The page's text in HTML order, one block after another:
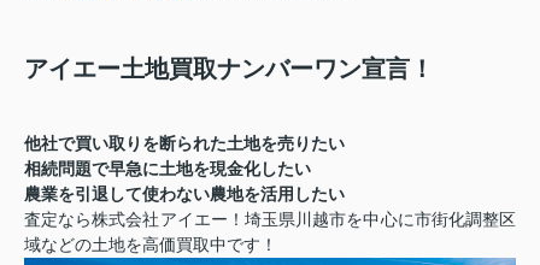
アイエー土地買取ナンバーワン宣言！
他社で買い取りを断られた土地を売りたい
相続問題で早急に土地を現金化したい
農業を引退して使わない農地を活用したい
査定なら株式会社アイエー！埼玉県川越市を中心に市街化調整区
域などの土地を高価買取中です！